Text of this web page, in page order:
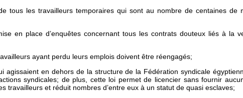
tous les travailleurs temporaires qui sont au nombre de centaines de
en place d’enquêtes concernant tous les contrats douteux liés à la
ayant perdu leurs emplois doivent être réengagés;
en dehors de la structure de la Fédération syndicale
syndicales; de plus, cette loi permet de licencier sans fournir
travailleurs et réduit nombres d’entre eux à un statut de quasi esclaves;